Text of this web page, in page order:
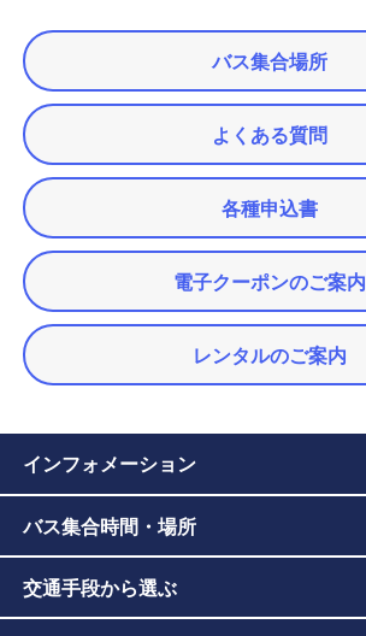
バス集合場所
よくある質問
各種申込書
電子クーポンのご案内
レンタルのご案内
インフォメーション
バス集合時間・場所
交通手段から選ぶ